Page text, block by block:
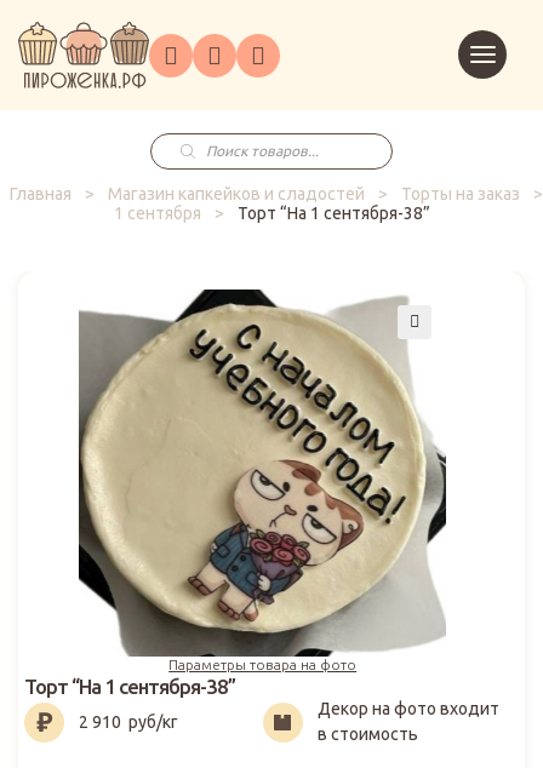
ГлавнаяКаталог
на
заказ
Праздники
Корпоративным
клиентам
в
корзину
Поиск
товаров
Главная
> Магазин капкейков и сладостей > Торты на заказ
>
1 сентября
> Торт “На 1 сентября-38”
Параметры товара на фото
2 910₽
Торт “На 1 сентября-38”
2 910 руб/кг
Декор на фото входит
в стоимость